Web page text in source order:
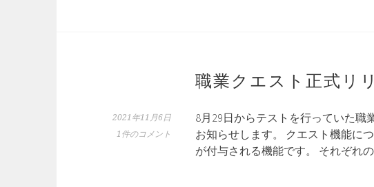
職業クエスト正式リ
2021年11月6日
1件のコメント
8月29日からテストを行っていた
お知らせします。 クエスト機能に
が付与される機能です。 それぞれ